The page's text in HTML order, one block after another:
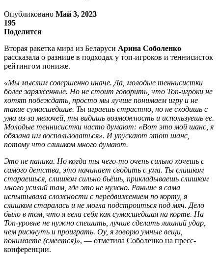
Опубликовано Май 3, 2023
195
Поделится
Вторая ракетка мира из Беларуси Арина Соболенко
рассказала о разнице в подходах у топ-игроков и теннисисток
рейтингом пониже.
«Мы мыслим совершенно иначе. Да, молодые теннисистки
более заряженные. Но не стоит говорить, что Топ-игроки не
хотят побеждать, просто мы лучше понимаем игру и не
такие сумасшедшие. Ты играешь страстно, но не сходишь с
ума из-за мелочей, ты видишь возможность и используешь ее.
Молодые теннисистки часто думают: «Вот это мой шанс, я
обязана им воспользоваться». И упускают этот шанс,
потому что слишком много думают.
Это не паника. Но когда ты чего-то очень сильно хочешь с
самого детства, это начинает сводить с ума. Ты слишком
стараешься, слишком сильно бьёшь, прикладываешь слишком
много усилий там, где это не нужно. Раньше я сама
испытывала сложности с передвижением по корту, я
слишком старалась и не могла подстроиться под мяч. Дело
было в том, что я вела себя как сумасшедшая на корте. На
Топ-уровне не нужно спешить, лучше сделать лишний удар,
чем рискнуть и проиграть. Оу, я говорю умные вещи,
понимаете (смеется)», — отметила Соболенко на пресс-
конференции.